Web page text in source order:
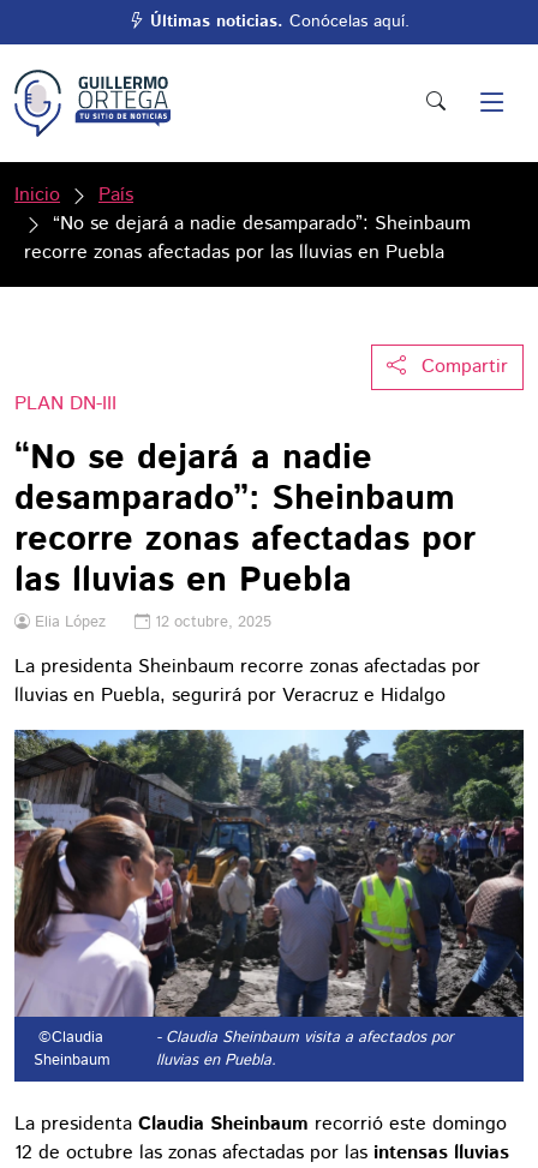
Últimas noticias. Conócelas aquí.
Inicio
País
“No se dejará a nadie desamparado”: Sheinbaum
recorre zonas afectadas por las lluvias en Puebla
Compartir
PLAN DN-III
“No se dejará a nadie
desamparado”: Sheinbaum
recorre zonas afectadas por
las lluvias en Puebla
Elia López 12 octubre, 2025
La presidenta Sheinbaum recorre zonas afectadas por
lluvias en Puebla, segurirá por Veracruz e Hidalgo
©Claudia
Sheinbaum
- Claudia Sheinbaum visita a afectados por
lluvias en Puebla.
La presidenta Claudia Sheinbaum recorrió este domingo
12 de octubre las zonas afectadas por las intensas lluvias